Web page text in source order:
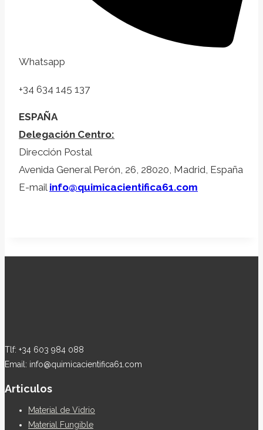
Whatsapp
+34 634 145 137
ESPAÑA
Delegación Centro:
Dirección Postal
Avenida General Perón, 26, 28020, Madrid, España
E-mail info@quimicacientifica61.com
Tlf: +34 603 984 088
Email: info@quimicacientifica61.com
Articulos
Material de Vidrio
Material Fungible